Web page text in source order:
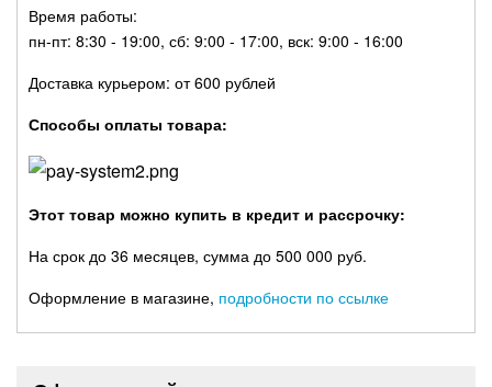
Время работы:
пн-пт: 8:30 - 19:00, сб: 9:00 - 17:00, вск: 9:00 - 16:00
Доставка курьером: от 600 рублей
Способы оплаты товара:
Этот товар можно купить в кредит и рассрочку:
На срок до 36 месяцев, сумма до 500 000 руб.
Оформление в магазине, подробности по ссылке